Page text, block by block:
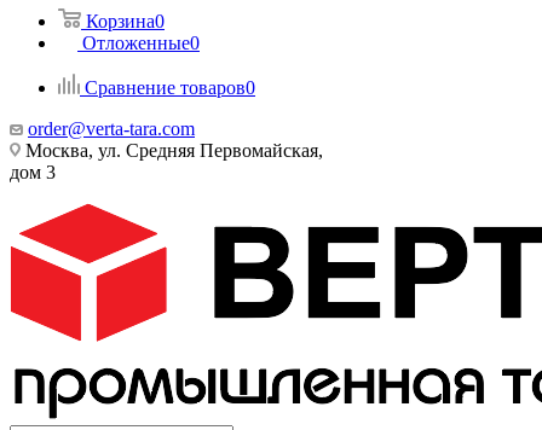
Корзина0
Отложенные0
Сравнение товаров0
order@verta-tara.com
Москва, ул. Средняя Первомайская,
дом 3